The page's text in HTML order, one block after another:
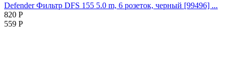
Defender Фильтр DFS 155 5.0 m, 6 розеток, черный [99496] ...
820 Р
559 Р